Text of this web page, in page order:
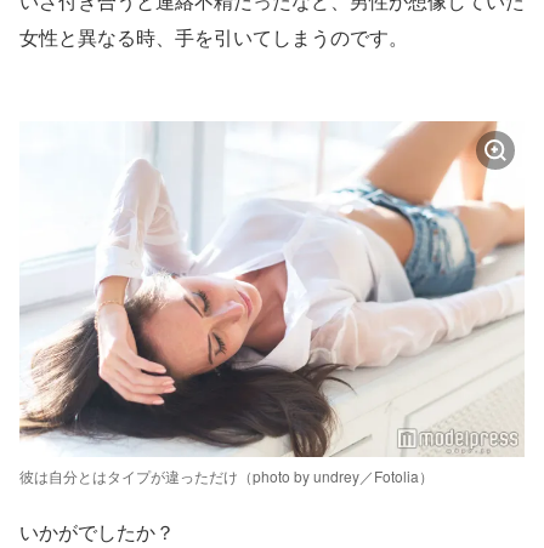
女性と異なる時、手を引いてしまうのです。
彼は自分とはタイプが違っただけ（photo by undrey／Fotolia）
いかがでしたか？